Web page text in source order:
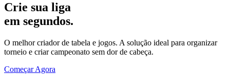
Crie sua liga
em segundos.
O melhor criador de tabela e jogos. A solução ideal para organizar
torneio e criar campeonato sem dor de cabeça.
Começar Agora